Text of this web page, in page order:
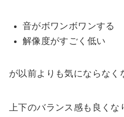
音がボワンボワンする
解像度がすごく低い
が以前よりも気にならなく
上下のバランス感も良く